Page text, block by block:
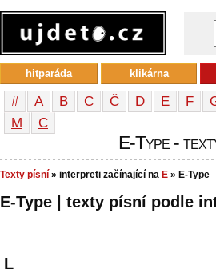
# A B C Č D E F
М
С
E-Type -
Texty písní » interpreti začínající na E » E-Type
E-Type | texty písní podle
L
hitparáda klikárna